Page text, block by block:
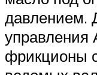
давлением.
фрикционы